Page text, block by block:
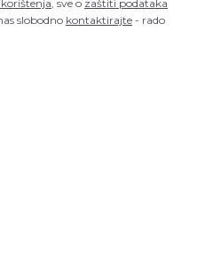
, sve o zaštiti podataka
slobodno kontaktirajte - rado